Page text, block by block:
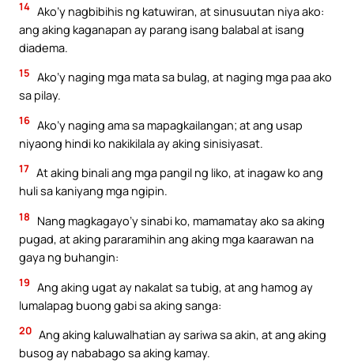
14 Ako’y nagbibihis ng katuwiran, at sinusuutan niya ako:
ang aking kaganapan ay parang isang balabal at isang
diadema.
15 Ako’y naging mga mata sa bulag, at naging mga paa ako
sa pilay.
16 Ako’y naging ama sa mapagkailangan; at ang usap
niyaong hindi ko nakikilala ay aking sinisiyasat.
17 At aking binali ang mga pangil ng liko, at inagaw ko ang
huli sa kaniyang mga ngipin.
18
Nang magkagayo’y sinabi ko, mamamatay ako sa aking
pugad, at aking pararamihin ang aking mga kaarawan na
gaya ng buhangin:
19 Ang aking ugat ay nakalat sa tubig, at ang hamog ay
lumalapag buong gabi sa aking sanga:
20 Ang aking kaluwalhatian ay sariwa sa akin, at ang aking
busog ay nababago sa aking kamay.